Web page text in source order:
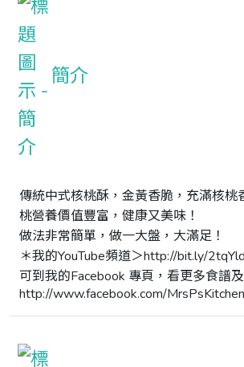
簡介
傳統中式核桃酥，金黃香脆，充滿核桃
桃營養價值豐富，健康又美味！
做法非常簡單，做一大盤，大滿足！
＊我的YouTube頻道＞http://bit.ly/
可到我的Facebook 專頁，看更多食譜
http://www.facebook.com/